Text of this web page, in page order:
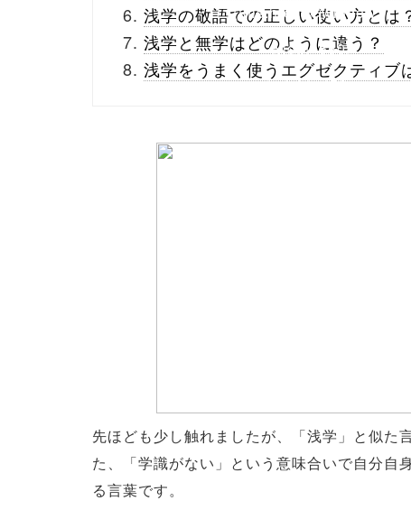
(this.href, 'Gwindow',
'width=550,
height=450,
浅学の敬語での正しい使い方とは
浅学と無学はどのように違う？
浅学をうまく使うエグゼクティブ
先ほども少し触れましたが、「浅学」と似た
た、「学識がない」という意味合いで自分自
る言葉です。